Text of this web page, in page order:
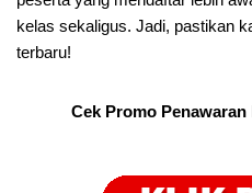
kelas sekaligus. Jadi, pastikan
terbaru!
Cek Promo